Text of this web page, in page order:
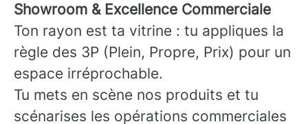
Showroom & Excellence Commerciale
Ton rayon est ta vitrine : tu appliques la
règle des 3P (Plein, Propre, Prix) pour un
espace irréprochable.
Tu mets en scène nos produits et tu
scénarises les opérations commerciales